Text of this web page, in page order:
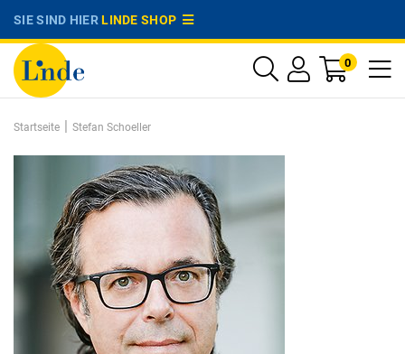
SIE SIND HIERLINDE SHOP
0
Startseite | Stefan Schoeller